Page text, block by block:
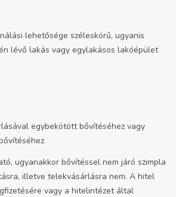
lehetősége széleskörű, ugyanis
lévő lakás vagy egylakásos lakóépület
egybekötött bővítéséhez vagy
ugyanakkor bővítéssel nem járó szimpla
illetve telekvásárlásra nem. A hitel
vagy a hitelintézet által